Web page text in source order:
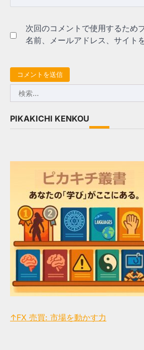
次回のコメントで使用するため
名前、メールアドレス、サイト
索:
PIKAKICHI KENKOU
↑FX 売買: 市場を動かす力